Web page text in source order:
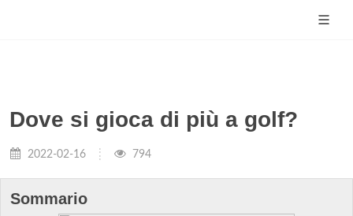
Dove si gioca di più a golf?
2022-02-16 794
Sommario